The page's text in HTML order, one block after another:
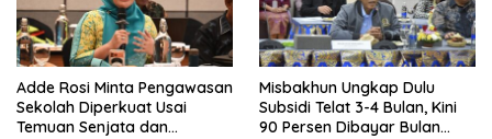
Adde Rosi Minta Pengawasan
Sekolah Diperkuat Usai
Temuan Senjata dan
Misbakhun Ungkap Dulu
Subsidi Telat 3-4 Bulan, Kini
90 Persen Dibayar Bulan